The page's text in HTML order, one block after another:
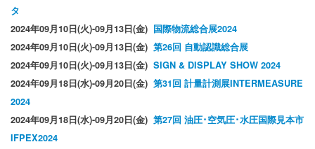
タ
2024年09月10日(火)-09月13日(金) 国際物流総合展2024
2024年09月10日(火)-09月13日(金) 第26回 自動認識総合展
2024年09月10日(火)-09月13日(金) SIGN & DISPLAY SHOW 2024
2024年09月18日(水)-09月20日(金) 第31回 計量計測展INTERMEASURE
2024
2024年09月18日(水)-09月20日(金) 第27回 油圧･空気圧･水圧国際見本市
IFPEX2024